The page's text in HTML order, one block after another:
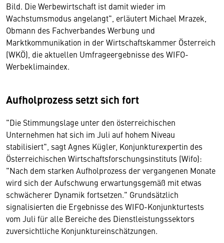
Bild. Die Werbewirtschaft ist damit wieder im
Wachstumsmodus angelangt", erläutert Michael Mrazek,
Obmann des Fachverbandes Werbung und
Marktkommunikation in der Wirtschaftskammer Österreich
(WKÖ), die aktuellen Umfrageergebnisse des WIFO-
Werbeklimaindex.
Aufholprozess setzt sich fort
"Die Stimmungslage unter den österreichischen
Unternehmen hat sich im Juli auf hohem Niveau
stabilisiert", sagt Agnes Kügler, Konjunkturexpertin des
Österreichischen Wirtschaftsforschungsinstituts (Wifo):
"Nach dem starken Aufholprozess der vergangenen Monate
wird sich der Aufschwung erwartungsgemäß mit etwas
schwächerer Dynamik fortsetzen." Grundsätzlich
signalisierten die Ergebnisse des WIFO-Konjunkturtests
vom Juli für alle Bereiche des Dienstleistungssektors
zuversichtliche Konjunktureinschätzungen.